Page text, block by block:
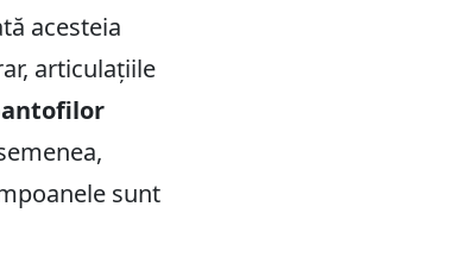
acesteia
articulațiile
sunt